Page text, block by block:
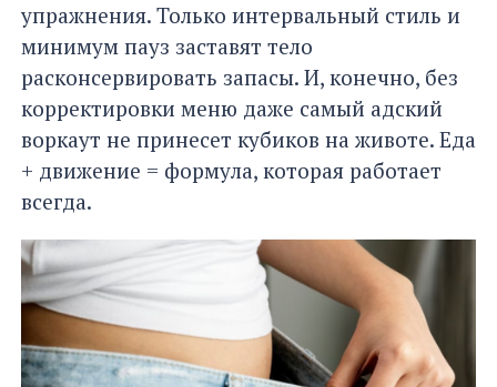
упражнения. Только интервальный стиль и
минимум пауз заставят тело
расконсервировать запасы. И, конечно, без
корректировки меню даже самый адский
воркаут не принесет кубиков на животе. Еда
+ движение = формула, которая работает
всегда.